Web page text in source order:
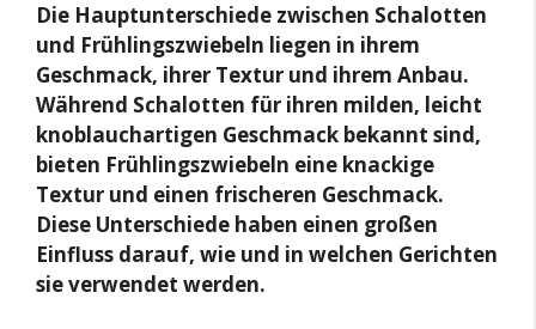
Die Hauptunterschiede zwischen Schalotten
und Frühlingszwiebeln liegen in ihrem
Geschmack, ihrer Textur und ihrem Anbau.
Während Schalotten für ihren milden, leicht
knoblauchartigen Geschmack bekannt sind,
bieten Frühlingszwiebeln eine knackige
Textur und einen frischeren Geschmack.
Diese Unterschiede haben einen großen
Einfluss darauf, wie und in welchen Gerichten
sie verwendet werden.